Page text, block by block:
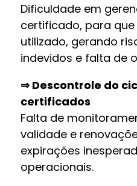
Dificuldade em
certificado, para
utilizado, gerando
indevidos e falta de
⇒ Descontrole do
certificados
Falta de
validade e
expirações
operacionais.